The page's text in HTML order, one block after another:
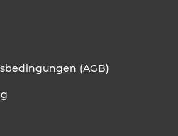
(AGB)